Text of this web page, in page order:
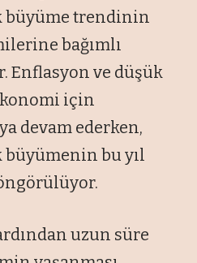
büyüme trendinin
bağımlı
Enflasyon ve düşük
için
devam ederken,
bu yıl
uzun süre